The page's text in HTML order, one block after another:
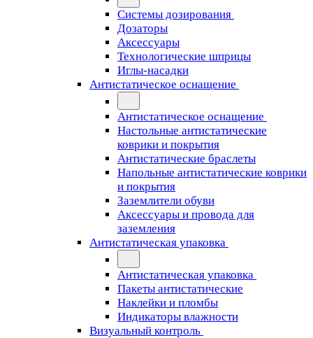
Системы дозирования
Дозаторы
Аксессуары
Технологические шприцы
Иглы-насадки
Антистатическое оснащение
Антистатическое оснащение
Настольные антистатические
коврики и покрытия
Антистатические браслеты
Напольные антистатические коврики
и покрытия
Заземлители обуви
Аксессуары и провода для
заземления
Антистатическая упаковка
Антистатическая упаковка
Пакеты антистатические
Наклейки и пломбы
Индикаторы влажности
Визуальный контроль